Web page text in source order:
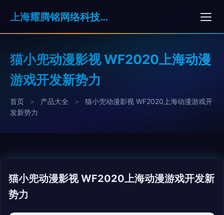
上海耀腾铭网络科技有限公司
猫小兜动漫影视 WF2020上海动漫
游戏开发新势力
首页 > 产品大全 >
猫小兜动漫影视 WF2020上海动漫游戏开
发新势力
猫小兜动漫影视 WF2020上海动漫游戏开发新
势力